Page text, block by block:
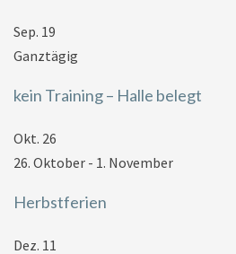
Sep. 19
Ganztägig
kein Training – Halle belegt
Okt. 26
26. Oktober - 1. November
Herbstferien
Dez. 11